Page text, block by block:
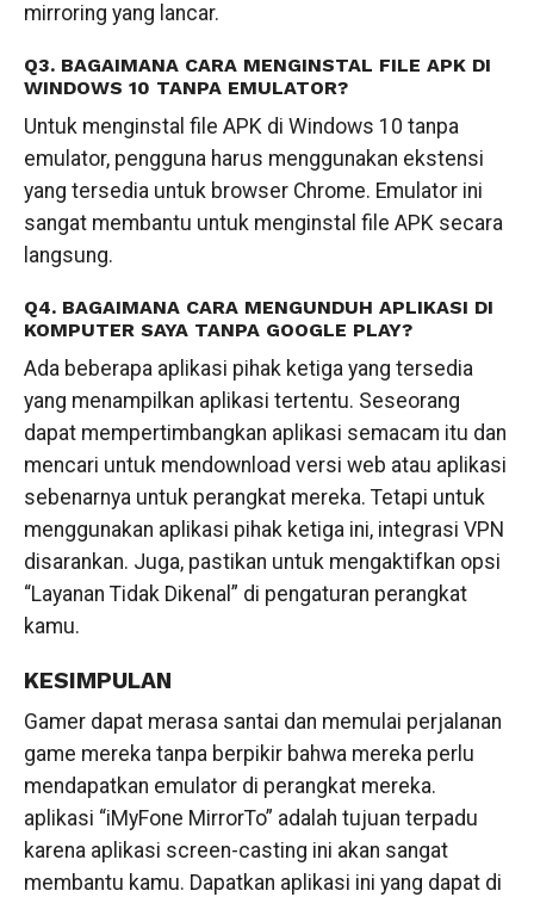
mirroring yang lancar.
Q3. BAGAIMANA CARA MENGINSTAL FILE APK DI
WINDOWS 10 TANPA EMULATOR?
Untuk menginstal file APK di Windows 10 tanpa
emulator, pengguna harus menggunakan ekstensi
yang tersedia untuk browser Chrome. Emulator ini
sangat membantu untuk menginstal file APK secara
langsung.
Q4. BAGAIMANA CARA MENGUNDUH APLIKASI DI
KOMPUTER SAYA TANPA GOOGLE PLAY?
Ada beberapa aplikasi pihak ketiga yang tersedia
yang menampilkan aplikasi tertentu. Seseorang
dapat mempertimbangkan aplikasi semacam itu dan
mencari untuk mendownload versi web atau aplikasi
sebenarnya untuk perangkat mereka. Tetapi untuk
menggunakan aplikasi pihak ketiga ini, integrasi VPN
disarankan. Juga, pastikan untuk mengaktifkan opsi
“Layanan Tidak Dikenal” di pengaturan perangkat
kamu.
KESIMPULAN
Gamer dapat merasa santai dan memulai perjalanan
game mereka tanpa berpikir bahwa mereka perlu
mendapatkan emulator di perangkat mereka.
aplikasi “iMyFone MirrorTo” adalah tujuan terpadu
karena aplikasi screen-casting ini akan sangat
membantu kamu. Dapatkan aplikasi ini yang dapat di